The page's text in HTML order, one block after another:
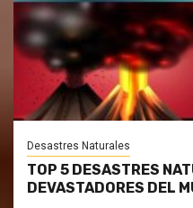
Desastres Naturales
TOP 5 DESASTRES
DEVASTADORES DEL